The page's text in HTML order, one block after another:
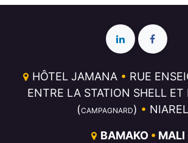
HÔTEL JAMANA • RUE
ENTRE LA STATION SHELL
(CAMPAGNARD) •
BAMAKO • MALI